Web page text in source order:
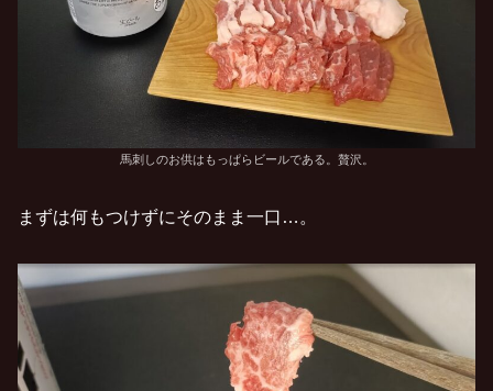
馬刺しのお供はもっぱらビールである。贅沢。
まずは何もつけずにそのまま一口…。